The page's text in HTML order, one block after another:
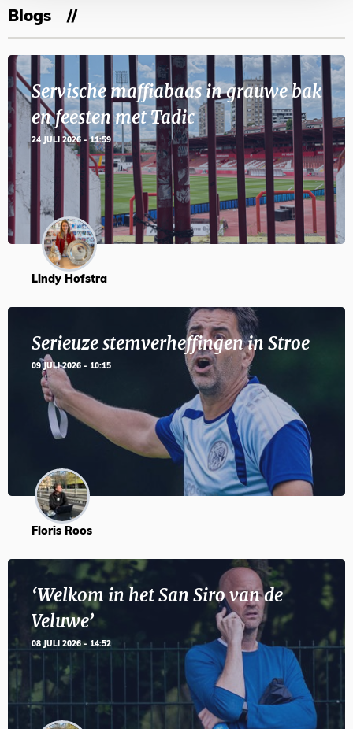
Blogs
Servische maffiabaas in grauwe bak
en feesten met Tadic
24 JULI 2026 - 11:59
Lindy Hofstra
Serieuze stemverheffingen in Stroe
09 JULI 2026 - 10:15
Floris Roos
‘Welkom in het San Siro van de
Veluwe’
08 JULI 2026 - 14:52